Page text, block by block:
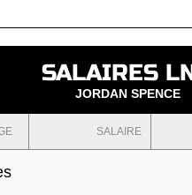
SALAIRES
JORDAN SPENCE
SALAIRE